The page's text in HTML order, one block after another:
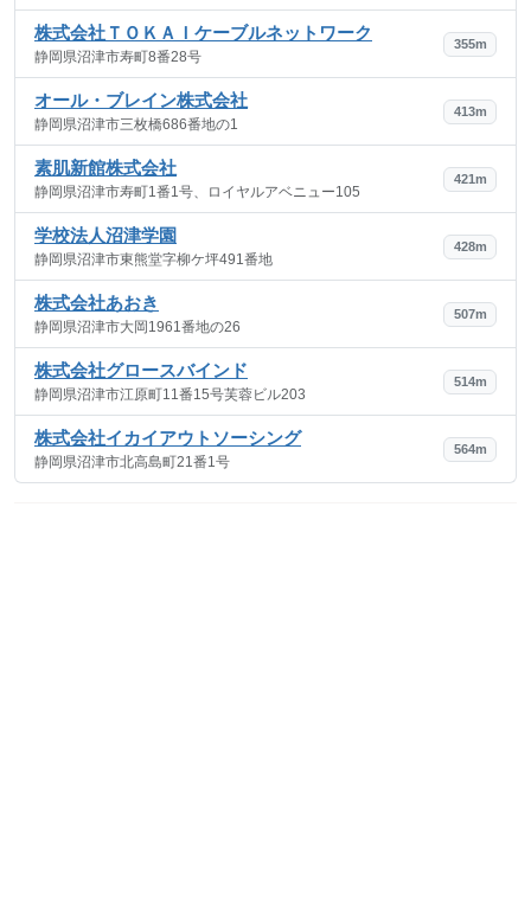
株式会社ＴＯＫＡＩケーブルネットワーク
静岡県沼津市寿町8番28号
355m
オール・ブレイン株式会社
静岡県沼津市三枚橋686番地の1
413m
素肌新館株式会社
静岡県沼津市寿町1番1号、ロイヤルアベニュー105
421m
学校法人沼津学園
静岡県沼津市東熊堂字柳ケ坪491番地
428m
株式会社あおき
静岡県沼津市大岡1961番地の26
507m
株式会社グロースバインド
静岡県沼津市江原町11番15号芙蓉ビル203
514m
株式会社イカイアウトソーシング
静岡県沼津市北高島町21番1号
564m